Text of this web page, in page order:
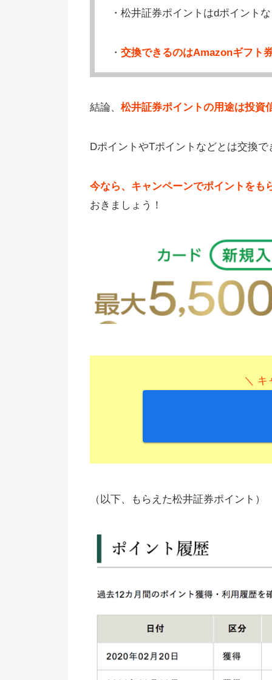
・松井証券ポイントはdポイント
・ 交換できるのはAmazonギフト
結論、 松井証券ポイントの用途は投資
DポイントやTポイントなどとは交換で
今なら、キャンペーンでポイントをも
おきましょう！
＼ キ
（以下、もらえた松井証券ポイント）